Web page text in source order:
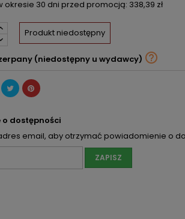
okresie 30 dni przed promocją: 338,39 zł
Produkt niedostępny
(niedostępny u wydawcy) 
dostępności
email, aby otrzymać powiadomienie o
ZAPISZ